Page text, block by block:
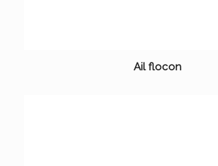
Ail flocon